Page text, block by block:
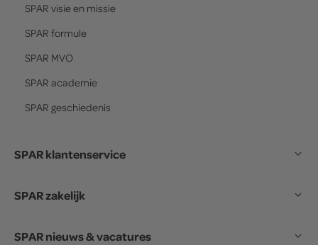
SPAR visie en missie
SPAR formule
SPAR MVO
SPAR academie
SPAR geschiedenis
SPAR klantenservice
SPAR zakelijk
SPAR nieuws & vacatures